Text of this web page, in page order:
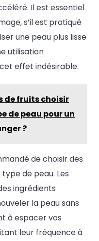
Il est essentiel
s’il est pratiqué
une peau plus lisse
utilisation
effet indésirable.
de fruits choisir
de peau pour un
?
de choisir des
de peau. Les
ingrédients
la peau sans
à espacer vos
leur fréquence à